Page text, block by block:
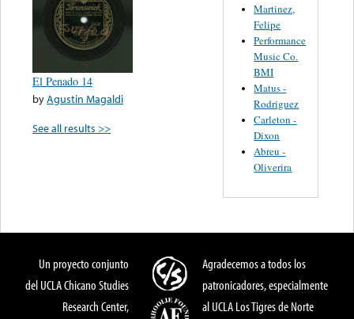
El Penado 14
byAgustin Magaldi
See all results >>
Martinez,
Felipe
Performance
Music Co.
BMI
Matus -
Rodriguez
Carleton -
Dixon
Abreu -
Oliverira
Un proyecto conjunto
del UCLA Chicano Studies
Research Center,
Agradecemos a todos los
patronicadores, especialmente
al UCLA Los Tigres de Norte